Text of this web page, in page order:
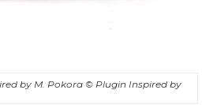
by M. Pokora © Plugin Inspired by